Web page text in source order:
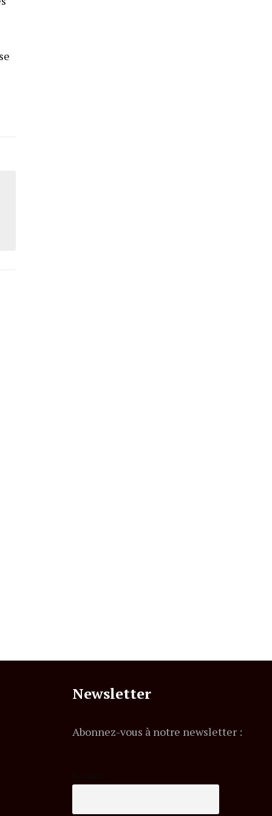
Newsletter
Abonnez-vous à notre newsletter :